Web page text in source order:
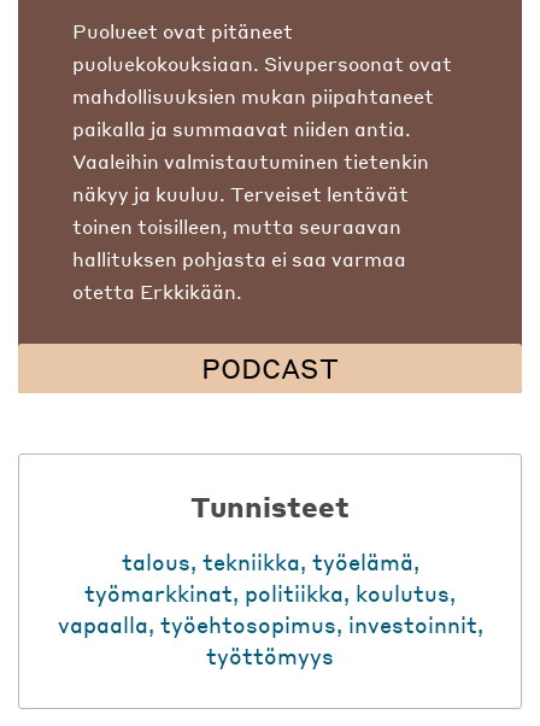
Puolueet ovat pitäneet
puoluekokouksiaan. Sivupersoonat ovat
mahdollisuuksien mukan piipahtaneet
paikalla ja summaavat niiden antia.
Vaaleihin valmistautuminen tietenkin
näkyy ja kuuluu. Terveiset lentävät
toinen toisilleen, mutta seuraavan
hallituksen pohjasta ei saa varmaa
otetta Erkkikään.
PODCAST
Tunnisteet
talous, tekniikka, työelämä,
työmarkkinat, politiikka, koulutus,
vapaalla, työehtosopimus, investoinnit,
työttömyys